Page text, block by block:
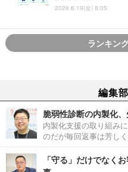
2026.6.19(金) 8:05
ランキン
編集
脆弱性診断の内製化
内製化支援の取り組み
のだが毎回返事は芳し
「守る」だけでなく